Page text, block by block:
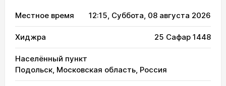
Местное время 12:15, Суббота, 08 августа 2026
Хиджра 25 Сафар 1448
Населённый пункт
Подольск, Московская область, Россия